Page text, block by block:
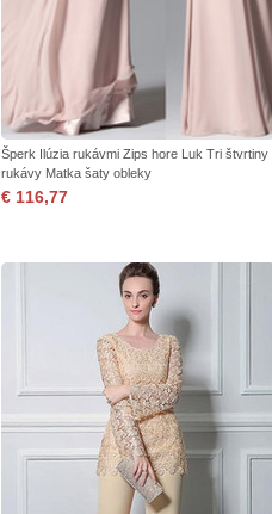
Šperk Ilúzia rukávmi Zips hore Luk Tri štvrtiny
rukávy Matka šaty obleky
€ 116,77